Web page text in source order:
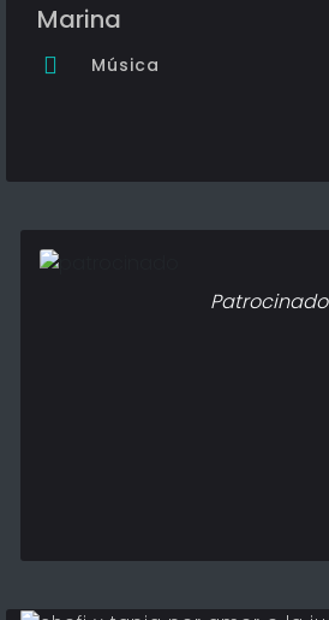
Marina
Música
Patrocinado